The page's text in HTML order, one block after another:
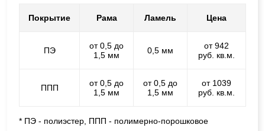
Покрытие Рама Ламель Цена
ПЭ
от 0,5 до
1,5 мм
0,5 мм
от 942
руб. кв.м.
ППП
от 0,5 до
1,5 мм
от 0,5 до
1,5 мм
от 1039
руб. кв.м.
* ПЭ - полиэстер, ППП - полимерно-порошковое